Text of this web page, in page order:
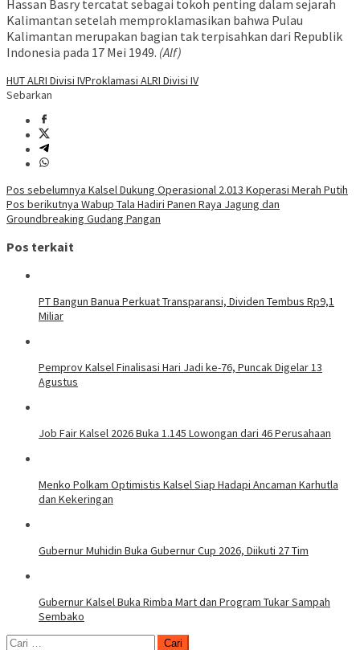
Hassan Basry tercatat sebagai tokoh penting dalam sejarah
Kalimantan setelah memproklamasikan bahwa Pulau
Kalimantan merupakan bagian tak terpisahkan dari Republik
Indonesia pada 17 Mei 1949. (Alf)
HUT ALRI Divisi IVProklamasi ALRI Divisi IV
Sebarkan
Navigasi
pos
Pos sebelumnya Kalsel Dukung Operasional 2.013 Koperasi Merah Putih
Pos berikutnya Wabup Tala Hadiri Panen Raya Jagung dan
Groundbreaking Gudang Pangan
Pos terkait
PT Bangun Banua Perkuat Transparansi, Dividen Tembus Rp9,1
Miliar
Pemprov Kalsel Finalisasi Hari Jadi ke-76, Puncak Digelar 13
Agustus
Job Fair Kalsel 2026 Buka 1.145 Lowongan dari 46 Perusahaan
Menko Polkam Optimistis Kalsel Siap Hadapi Ancaman Karhutla
dan Kekeringan
Gubernur Muhidin Buka Gubernur Cup 2026, Diikuti 27 Tim
Gubernur Kalsel Buka Rimba Mart dan Program Tukar Sampah
Sembako
Cari